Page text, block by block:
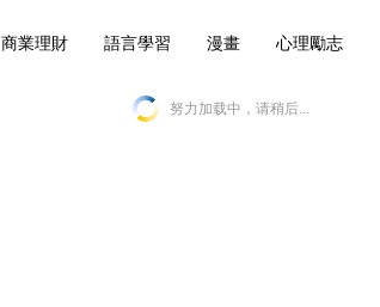
商業理財 語言學習 漫畫 心理勵志
努力加载中，请稍后...